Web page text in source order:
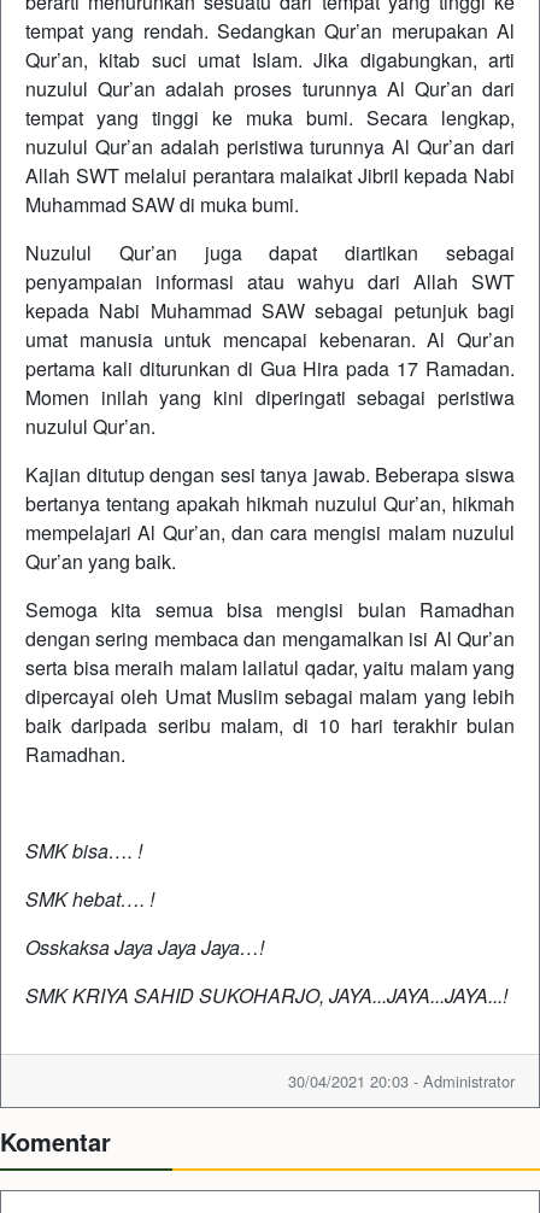
tempat yang rendah. Sedangkan Qur’an merupakan Al
Qur’an, kitab suci umat Islam. Jika digabungkan, arti
nuzulul Qur’an adalah proses turunnya Al Qur’an dari
tempat yang tinggi ke muka bumi. Secara lengkap,
nuzulul Qur’an adalah peristiwa turunnya Al Qur’an dari
Allah SWT melalui perantara malaikat Jibril kepada Nabi
Muhammad SAW di muka bumi.
Nuzulul Qur’an juga dapat diartikan sebagai
penyampaian informasi atau wahyu dari Allah SWT
kepada Nabi Muhammad SAW sebagai petunjuk bagi
umat manusia untuk mencapai kebenaran. Al Qur’an
pertama kali diturunkan di Gua Hira pada 17 Ramadan.
Momen inilah yang kini diperingati sebagai peristiwa
nuzulul Qur’an.
Kajian ditutup dengan sesi tanya jawab. Beberapa siswa
bertanya tentang apakah hikmah nuzulul Qur’an, hikmah
mempelajari Al Qur’an, dan cara mengisi malam nuzulul
Qur’an yang baik.
Semoga kita semua bisa mengisi bulan Ramadhan
dengan sering membaca dan mengamalkan isi Al Qur’an
serta bisa meraih malam lailatul qadar, yaitu malam yang
dipercayai oleh Umat Muslim sebagai malam yang lebih
baik daripada seribu malam, di 10 hari terakhir bulan
Ramadhan.
SMK bisa…. !
SMK hebat…. !
Osskaksa Jaya Jaya Jaya…!
SMK KRIYA SAHID SUKOHARJO, JAYA...JAYA...JAYA...!
30/04/2021 20:03 - Administrator
Komentar